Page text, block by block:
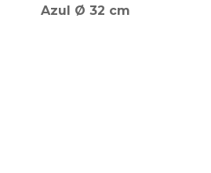
Azul Ø 32 cm